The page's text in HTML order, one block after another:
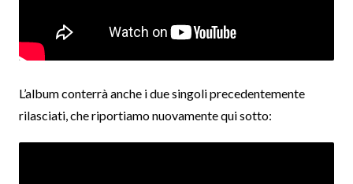
L’album conterrà anche i due singoli precedentemente
rilasciati, che riportiamo nuovamente qui sotto: